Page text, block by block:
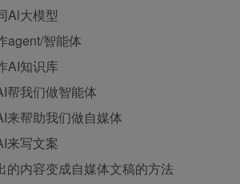
Al大模型
agent/智能体
AI知识库
帮我们做智能体
来帮助我们做自媒体
来写文案
的内容变成自媒体文稿的方法